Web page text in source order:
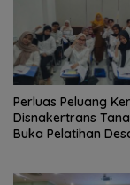
Perluas Peluang
Disnakertrans
Buka Pelatihan